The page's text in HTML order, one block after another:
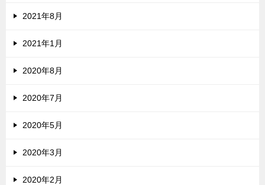
2021年8月
2021年1月
2020年8月
2020年7月
2020年5月
2020年3月
2020年2月